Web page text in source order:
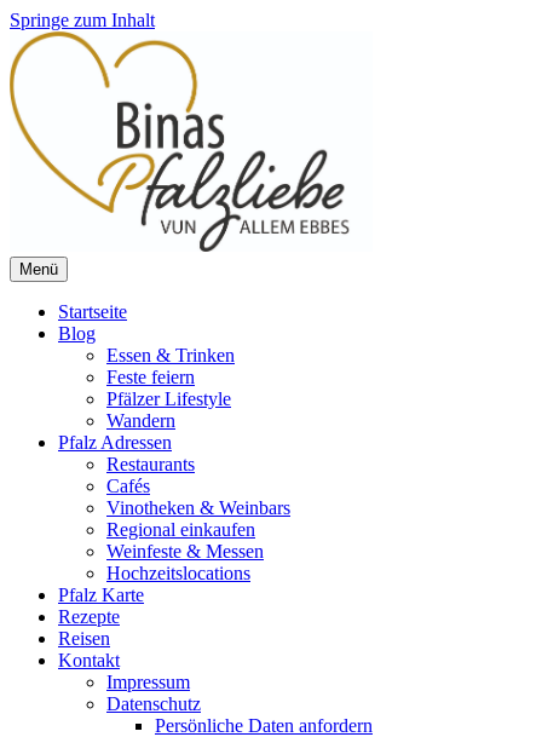
Springe zum Inhalt
Binas Pfalzliebe
Menü
Startseite
Blog
Essen & Trinken
Feste feiern
Pfälzer Lifestyle
Wandern
Pfalz Adressen
Restaurants
Cafés
Vinotheken & Weinbars
Regional einkaufen
Weinfeste & Messen
Hochzeitslocations
Pfalz Karte
Rezepte
Reisen
Kontakt
Impressum
Datenschutz
Persönliche Daten anfordern